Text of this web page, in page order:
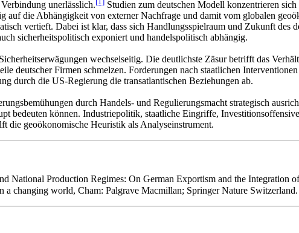
unerlässlich.
Studien zum deutschen Modell konzentrieren
die Abhängigkeit von externer Nachfrage und damit vom globalen
vertieft. Dabei ist klar, dass sich Handlungsspielraum und Zukunft des
sicherheitspolitisch exponiert und handelspolitisch abhängig.
wechselseitig. Die deutlichste Zäsur betrifft das
deutscher Firmen schmelzen. Forderungen nach staatlichen
durch die US-Regierung die transatlantischen Beziehungen ab.
durch Handels- und Regulierungsmacht strategisch
bedeuten können. Industriepolitik, staatliche Eingriffe,
die geoökonomische Heuristik als Analyseinstrument.
National Production Regimes: On German Exportism and the Integration
changing world, Cham: Palgrave Macmillan; Springer Nature Switzerland.